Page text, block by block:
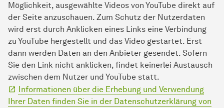
Möglichkeit, ausgewählte Videos von YouTube direkt auf
der Seite anzuschauen. Zum Schutz der Nutzerdaten
wird erst durch Anklicken eines Links eine Verbindung
zu YouTube hergestellt und das Video gestartet. Erst
dann werden Daten an den Anbieter gesendet. Sofern
Sie den Link nicht anklicken, findet keinerlei Austausch
zwischen dem Nutzer und YouTube statt.
Informationen über die Erhebung und Verwendung
Ihrer Daten finden Sie in der Datenschutzerklärung von